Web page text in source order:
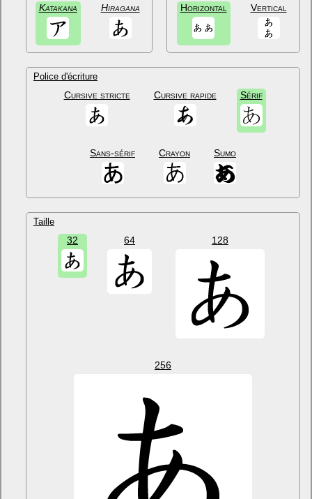
Katakana Hiragana Horizontal Vertical
Police d'écriture
Cursive stricte Cursive rapide Sérif
Sans-sérif Crayon Sumo
Taille
32 64 128
256